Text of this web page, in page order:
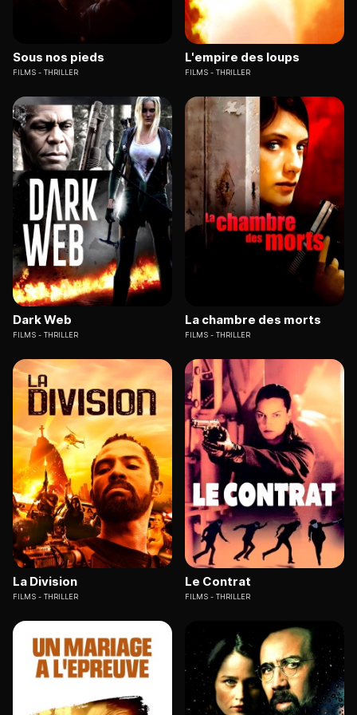
Sous nos pieds
FILMS THRILLER
L'empire des loups
FILMS THRILLER
Dark Web
FILMS THRILLER
La chambre des morts
FILMS THRILLER
La Division
FILMS THRILLER
Le Contrat
FILMS THRILLER